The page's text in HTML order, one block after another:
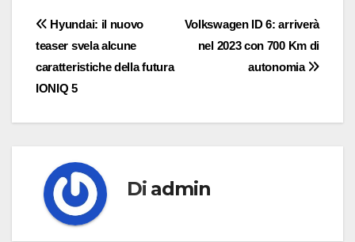
Navigazione
articoli
Volkswagen ID 6: arriverà
nel 2023 con 700 Km di
autonomia
Hyundai: il nuovo
teaser svela alcune
caratteristiche della futura
IONIQ 5
Di admin